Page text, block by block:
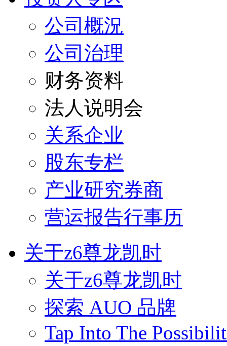
公司概況
公司治理
财务资料
法人说明会
关系企业
股东专栏
产业研究券商
营运报告行事历
关于z6尊龙凯时
关于z6尊龙凯时
探索 AUO 品牌
Tap Into The